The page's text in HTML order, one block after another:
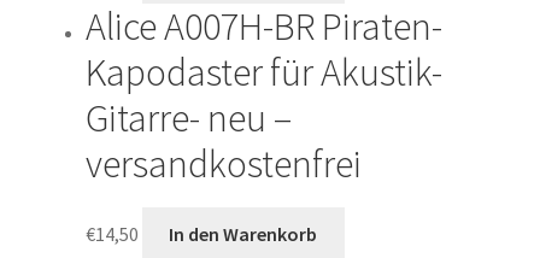
Alice A007H-BR Piraten-
Kapodaster für Akustik-
Gitarre- neu –
versandkostenfrei
€14,50 In den Warenkorb